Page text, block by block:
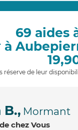
69 aides
à
réserve de leur
B., Mormant
chez Vous